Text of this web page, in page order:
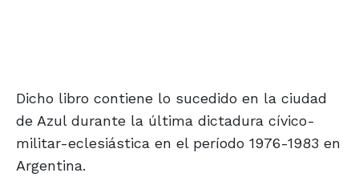
Dicho libro contiene lo sucedido en la ciudad
de Azul durante la última dictadura cívico-
militar-eclesiástica en el período 1976-1983 en
Argentina.